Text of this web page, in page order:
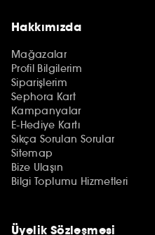
Hakkımızda
Mağazalar
Profil Bilgilerim
Siparişlerim
Sephora Kart
Kampanyalar
E-Hediye Kartı
Sıkça Sorulan Sorular
Sitemap
Bize Ulaşın
Bilgi Toplumu Hizmetleri
Üyelik Sözleşmesi